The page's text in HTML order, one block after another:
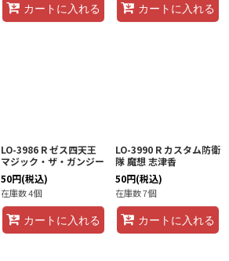
カートに入れる カートに入れる
LO-3986 R ゼス四天王
マジック・ザ・ガンジー
50円(税込)
在庫数 4個
カートに入れる
LO-3990 R カスタム防衛
隊 魔想 志津香
50円(税込)
在庫数 7個
カートに入れる